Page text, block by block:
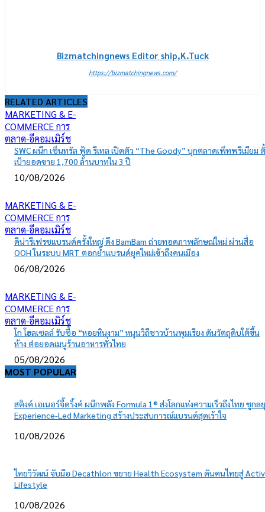
Bizmatchingnews Editor ship,K.Tuck
https://bizmatchingnews.com/
RELATED ARTICLES
MARKETING & E-
COMMERCE การ
ตลาด-อีคอมเมิร์ช
SWC ผนึก เซ็นทรัล ฟู้ด รีเทล เปิดตัว “The Goody” บุกตลาดเพ็ทพรีเมียม
เป้ายอดขาย 1,700 ล้านบาทใน 3 ปี
10/08/2026
MARKETING & E-
COMMERCE การ
ตลาด-อีคอมเมิร์ช
ดีน่ารีเฟรชแบรนด์ครั้งใหญ่ ดึง BamBam ถ่ายทอดภาพลักษณ์ใหม่ ผ่านสื่อ
OOH ในระบบ MRT ตอกย้ำแบรนด์ยุคใหม่เข้าถึงคนเมือง
06/08/2026
MARKETING & E-
COMMERCE การ
ตลาด-อีคอมเมิร์ช
โก โฮลเซลล์ รับซื้อ “หอยหินงาม” หนุนวิถีชาวบ้านพุมเรียง ดันวัตถุดิบใต้ขึ้น
ห้าง ต่อยอดเมนูร้านอาหารทั่วไทย
05/08/2026
MOST POPULAR
สติงค์ เอเนอร์จี้ดริ้งค์ ผนึกพลัง Formula 1® ส่งโลกแห่งความเร็วถึงไทย ชูกล
Experience-Led Marketing สร้างประสบการณ์แบรนด์สุดเร้าใจ
10/08/2026
ไทยวิวัฒน์ จับมือ Decathlon ขยาย Health Ecosystem ดันคนไทยสู่
Lifestyle
10/08/2026